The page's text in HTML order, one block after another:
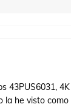
43PUS6031,
la he visto